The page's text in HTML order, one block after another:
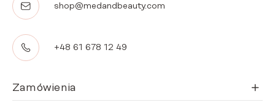
shop@medandbeauty.com
+48 61 678 12 49
Zamówienia